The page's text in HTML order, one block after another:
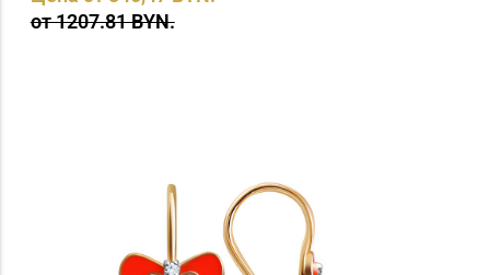
от 1207.81 BYN.